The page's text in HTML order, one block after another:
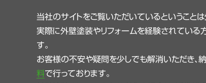
当社のサイトをご覧いただいているということ
実際に外壁塗装やリフォームを経験されている
す。
お客様の不安や疑問を少しでも解消いただき、
料で行っております。